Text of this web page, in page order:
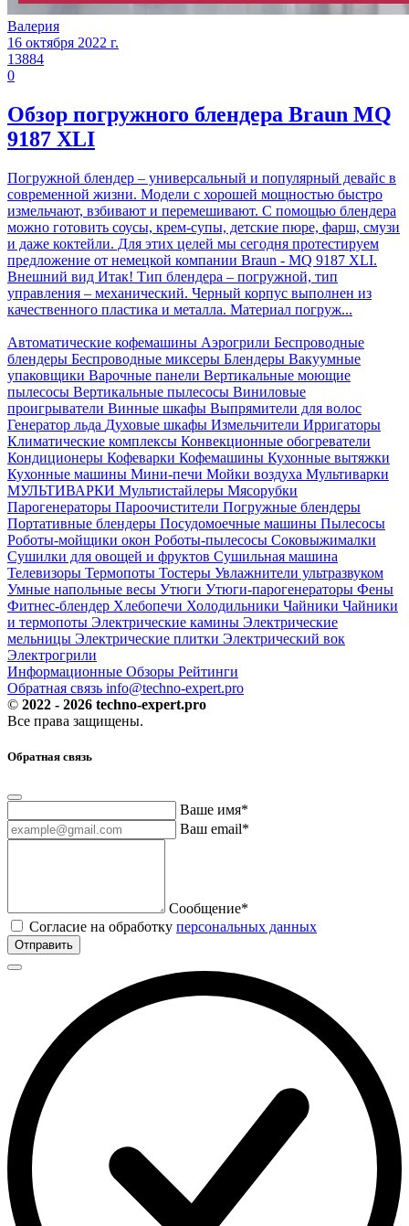
Валерия
16 октября 2022 г.
13884
0
Обзор погружного блендера Braun MQ
9187 XLI
Погружной блендер – универсальный и популярный девайс в
современной жизни. Модели с хорошей мощностью быстро
измельчают, взбивают и перемешивают. С помощью блендера
можно готовить соусы, крем-супы, детские пюре, фарш, смузи
и даже коктейли. Для этих целей мы сегодня протестируем
предложение от немецкой компании Braun - MQ 9187 XLI.
Внешний вид Итак! Тип блендера – погружной, тип
управления – механический. Черный корпус выполнен из
качественного пластика и металла. Материал погруж...
Автоматические кофемашины Аэрогрили Беспроводные
блендеры Беспроводные миксеры Блендеры Вакуумные
упаковщики Варочные панели Вертикальные моющие
пылесосы Вертикальные пылесосы Виниловые
проигрыватели Винные шкафы Выпрямители для волос
Генератор льда Духовые шкафы Измельчители Ирригаторы
Климатические комплексы Конвекционные обогреватели
Кондиционеры Кофеварки Кофемашины Кухонные вытяжки
Кухонные машины Мини-печи Мойки воздуха Мультиварки
МУЛЬТИВАРКИ Мультистайлеры Мясорубки
Парогенераторы Пароочистители Погружные блендеры
Портативные блендеры Посудомоечные машины Пылесосы
Роботы-мойщики окон Роботы-пылесосы Соковыжималки
Сушилки для овощей и фруктов Сушильная машина
Телевизоры Термопоты Тостеры Увлажнители ультразвуком
Умные напольные весы Утюги Утюги-парогенераторы Фены
Фитнес-блендер Хлебопечи Холодильники Чайники Чайники
и термопоты Электрические камины Электрические
мельницы Электрические плитки Электрический вок
Электрогрили
Информационные Обзоры Рейтинги
Обратная связь info@techno-expert.pro
© 2022 - 2026 techno-expert.pro
Все права защищены.
Обратная связь
Ваше имя*
Ваш email*
Сообщение*
Согласие на обработку персональных данных
Отправить